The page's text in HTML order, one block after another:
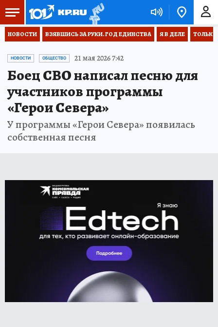
НОВОСТИ ВЗЯВШИСЬ ЗА РУКИ. ГОД ЕДИНСТВА Я В ДЕЛЕ ТОЛЬКО
НОВОСТИ ОБЩЕСТВО 21 мая 2026 7:42
Боец СВО написал песню для
участников программы
«Герои Севера»
У программы «Герои Севера» появилась
собственная песня